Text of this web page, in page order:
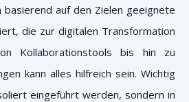
basierend auf den Zielen geeignete
die zur digitalen Transformation
Kollaborationstools bis hin zu
kann alles hilfreich sein. Wichtig
eingeführt werden, sondern in